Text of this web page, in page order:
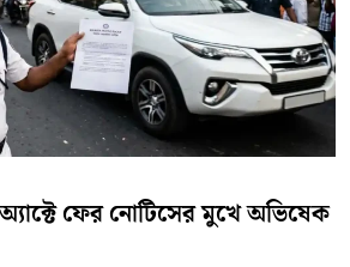
ফের নোটিসের মুখে অভিষেক